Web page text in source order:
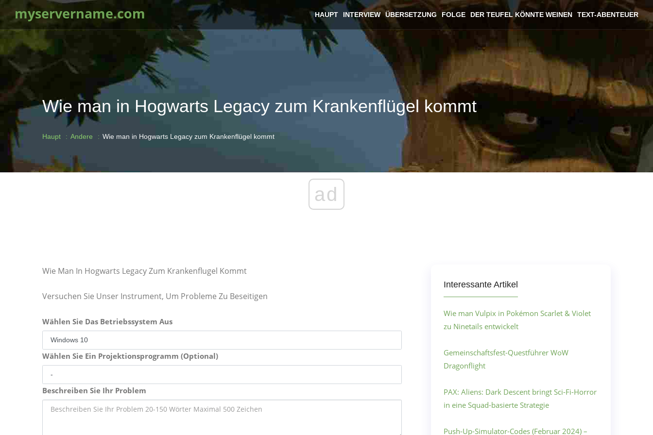
myservername.com HAUPT INTERVIEW ÜBERSETZUNG FOLGE DER TEUFEL KÖNNTE WEINEN TEXT-ABENTEUER
Wie man in Hogwarts Legacy zum Krankenflügel kommt
Haupt Andere Wie man in Hogwarts Legacy zum Krankenflügel kommt
ad
Wie Man In Hogwarts Legacy Zum Krankenflugel Kommt
Versuchen Sie Unser Instrument, Um Probleme Zu Beseitigen
Wählen Sie Das Betriebssystem Aus
Wählen Sie Ein Projektionsprogramm (Optional)
Beschreiben Sie Ihr Problem
Interessante Artikel
Wie man Vulpix in Pokémon Scarlet & Violet
zu Ninetails entwickelt
Gemeinschaftsfest-Questführer WoW
Dragonflight
PAX: Aliens: Dark Descent bringt Sci-Fi-Horror
in eine Squad-basierte Strategie
Push-Up-Simulator-Codes (Februar 2024) –